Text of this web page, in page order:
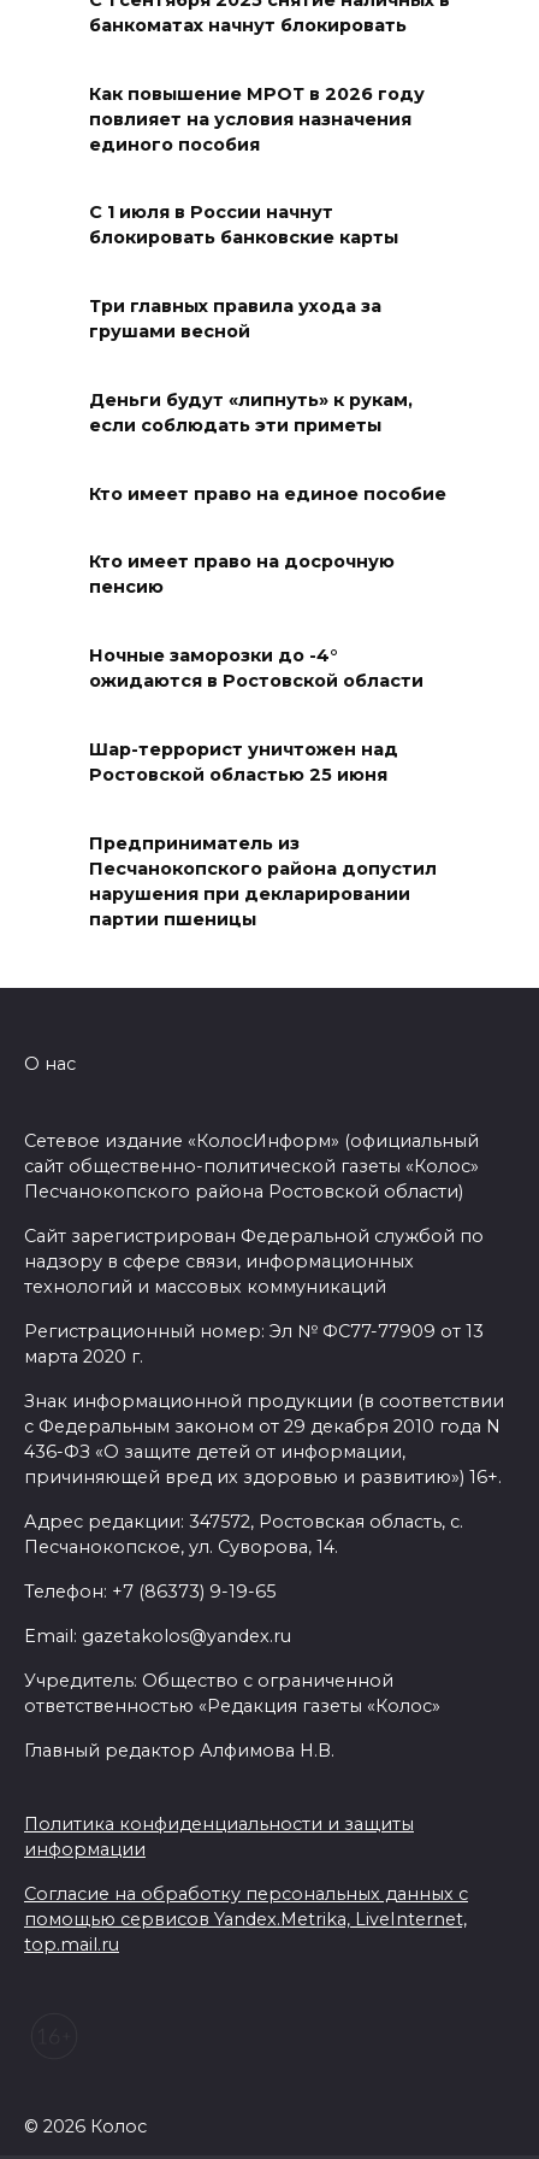
08 августа 2026 14:04
В Волгодонске мужчина
поджег газ в квартире
бывшей жены, эвакуированы
08 августа 2026 13:19
жителей Ростовской области
08 августа 2026 10:49
эвакуированных с пляжа в
08 августа 2026 10:40
ликвидировали 16
техногенных пожаров и 30
08 августа 2026 10:35
объявили штормовое
предупреждение из-за
высокого риска пожаров
Аномальная жара до +40 °C
августа
08 августа 2026 09:23
Ночью дежурными силами
уничтожены 397 украинских
беспилотников
08 августа 2026 09:19
Более 30 БПЛА сбили ночью в
пяти районах Ростовской
Дабы счастье семейное
сберечь – спрячьте первое
на 8 августа
07 августа 2026 22:04
В Железнодорожном районе
Ростова-на-Дону на сутки
Полиция ищет вандалов,
банкоматах начнут блокировать
Как повышение МРОТ в 2026 году
повлияет на условия назначения
единого пособия
С 1 июля в России начнут
блокировать банковские карты
Три главных правила ухода за
грушами весной
Деньги будут «липнуть» к рукам,
если соблюдать эти приметы
Кто имеет право на единое пособие
Кто имеет право на досрочную
пенсию
Ночные заморозки до -4°
ожидаются в Ростовской области
Шар-террорист уничтожен над
Ростовской областью 25 июня
Предприниматель из
Песчанокопского района допустил
нарушения при декларировании
партии пшеницы
О нас
Сетевое издание «КолосИнформ» (официальный
сайт общественно-политической газеты «Колос»
Песчанокопского района Ростовской области)
Сайт зарегистрирован Федеральной службой по
надзору в сфере связи, информационных
технологий и массовых коммуникаций
Регистрационный номер: Эл № ФС77-77909 от 13
марта 2020 г.
Знак информационной продукции (в соответствии
с Федеральным законом от 29 декабря 2010 года N
436-ФЗ «О защите детей от информации,
причиняющей вред их здоровью и развитию») 16+.
Адрес редакции: 347572, Ростовская область, с.
Песчанокопское, ул. Суворова, 14.
Телефон: +7 (86373) 9-19-65
Email: gazetakolos@yandex.ru
Учредитель: Общество с ограниченной
ответственностью «Редакция газеты «Колос»
Главный редактор Алфимова Н.В.
Политика конфиденциальности и защиты
информации
Согласие на обработку персональных данных с
помощью сервисов Yandex.Metrika, LiveInternet,
top.mail.ru
© 2026 Колос